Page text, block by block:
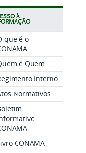
À
que é o
é Quem
Interno
Normativos
CONAMA